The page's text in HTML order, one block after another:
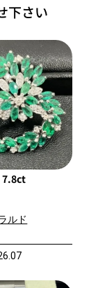
下さい
ルド